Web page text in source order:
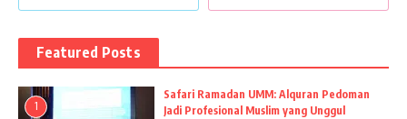
Featured Posts
1
Safari Ramadan UMM: Alquran Pedoman
Jadi Profesional Muslim yang Unggul